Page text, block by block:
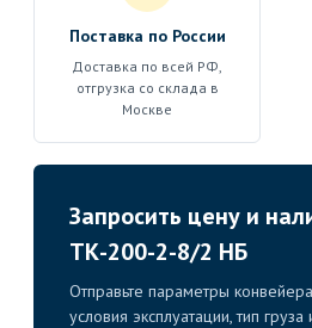
Поставка по России
Доставка по всей РФ,
отгрузка со склада в
Москве
Запросить цену и
ТК-200-2-8/2 НБ
Отправьте параметры
условия эксплуатации, тип